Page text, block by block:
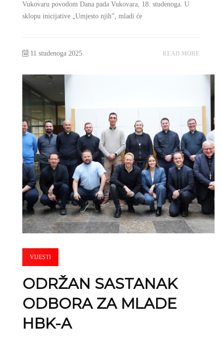
Vukovaru povodom Dana pada Vukovara, 18. studenoga. U
sklopu inicijative „Umjesto njih”, mladi će
11 studenoga 2025 READ MORE
VIJESTI
ODRŽAN SASTANAK
ODBORA ZA MLADE
HBK-A